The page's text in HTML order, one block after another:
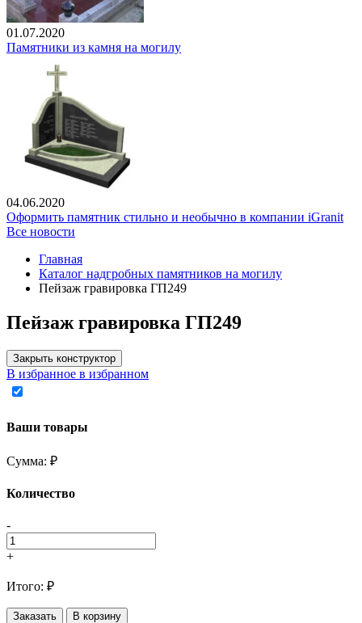
01.07.2020
Памятники из камня на могилу
04.06.2020
Оформить памятник стильно и необычно в компании iGranit
Все новости
Главная
Каталог надгробных памятников на могилу
Пейзаж гравировка ГП249
Пейзаж гравировка ГП249
Закрыть конструктор
В избранное в избранном
Ваши товары
Сумма: ₽
Количество
-
+
Итого: ₽
Заказать В корзину